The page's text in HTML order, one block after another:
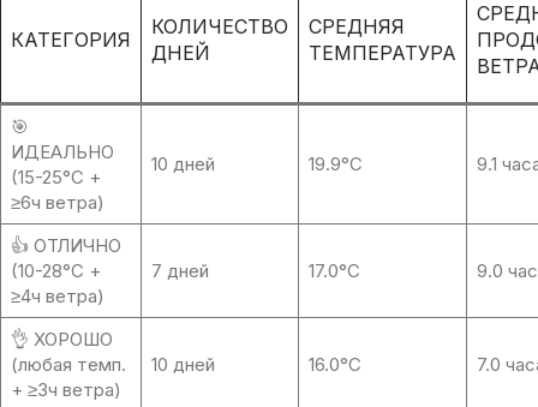
КАТЕГОРИЯ
КОЛИЧЕСТВО
ДНЕЙ
СРЕДНЯЯ
ТЕМПЕРАТУРА
🎯
ИДЕАЛЬНО
(15-25°C +
≥6ч ветра)
10 дней 19.9°C 9.1
👍 ОТЛИЧНО
(10-28°C +
≥4ч ветра)
7 дней 17.0°C 9.0
👌 ХОРОШО
(любая темп.
+ ≥3ч ветра)
10 дней 16.0°C 7.0